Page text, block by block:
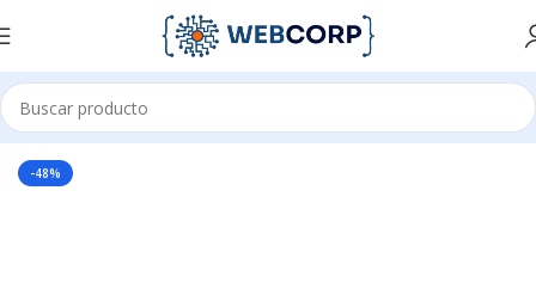
Inicio CANALIZACIÓN CANALETAS
-48%